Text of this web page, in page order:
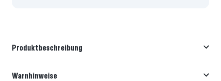
Produktbeschreibung
Warnhinweise